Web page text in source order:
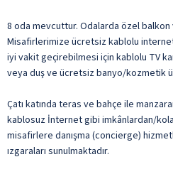
8 oda mevcuttur. Odalarda özel balkon
Misafirlerimize ücretsiz kablolu
iyi vakit geçirebilmesi için kablolu TV
veya duş ve ücretsiz banyo/kozmetik
Çatı katında teras ve bahçe ile
kablosuz İnternet gibi imkânlardan/
misafirlere danışma (concierge)
ızgaraları sunulmaktadır.